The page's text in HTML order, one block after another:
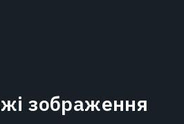
зображення